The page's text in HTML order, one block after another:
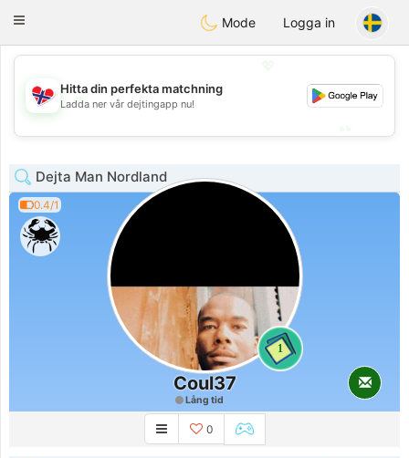
EkteNordmenn
Toggle
Mode Logga in
💖
💕
Hitta din perfekta matchning
Ladda ner vår dejtingapp nu!
Dejta Man Nordland
0.4/1
1
Coul37
Lång tid
0